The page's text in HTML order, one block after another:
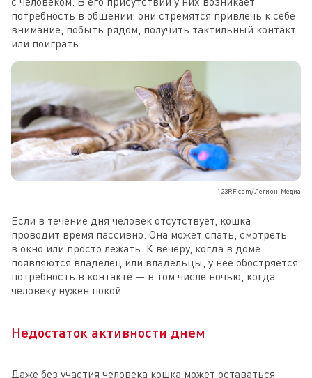
потребность в общении: они стремятся привлечь к себе
внимание, побыть рядом, получить тактильный контакт
или поиграть.
123RF.com/Легион-Медиа
Если в течение дня человек отсутствует, кошка
проводит время пассивно. Она может спать, смотреть
в окно или просто лежать. К вечеру, когда в доме
появляются владелец или владельцы, у нее обостряется
потребность в контакте — в том числе ночью, когда
человеку нужен покой.
Недостаток активности днем
Даже без участия человека кошка может оставаться